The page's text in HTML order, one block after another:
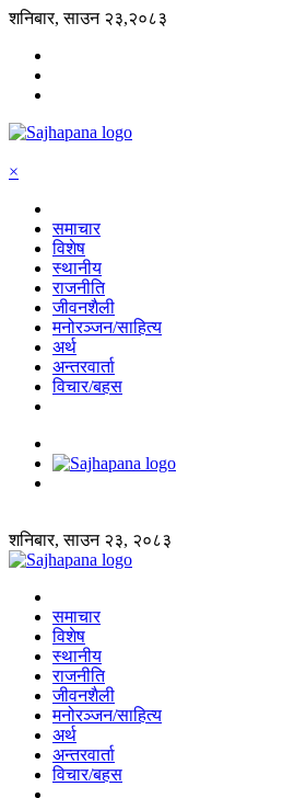
शनिबार, साउन २३,२०८३
×
समाचार
विशेष
स्थानीय
राजनीति
जीवनशैली
मनोरञ्जन/साहित्य
अर्थ
अन्तरवार्ता
विचार/बहस
शनिबार, साउन २३, २०८३
समाचार
विशेष
स्थानीय
राजनीति
जीवनशैली
मनोरञ्जन/साहित्य
अर्थ
अन्तरवार्ता
विचार/बहस